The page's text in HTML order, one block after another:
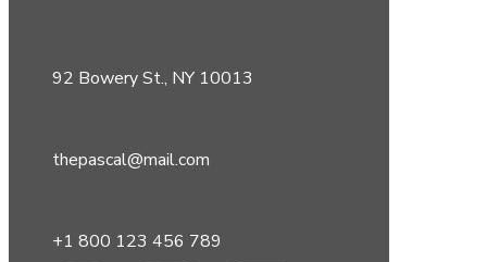
92 Bowery St., NY 10013
thepascal@mail.com
+1 800 123 456 789